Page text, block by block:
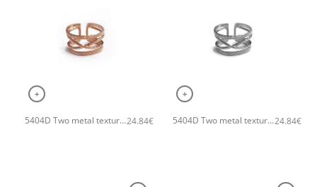
+
5404D Two metal textures χειροποίητο δαχτυλιδι Catherine bijoux Ροζ χρυσό24.84€
+
5404D Two metal textures χειροποίητο δαχτυλιδι Catherine bijoux Ασημί24.84€